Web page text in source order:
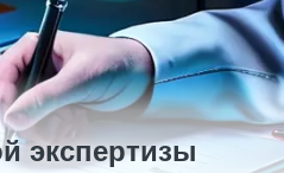
экспертизы